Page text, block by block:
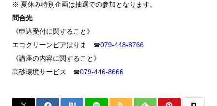
※ 夏休み特別企画は抽選での参加となります。
問合先
《申込受付に関すること》
エコクリーンピアはりま ☎079-448-8766
《講座の内容に関すること》
高砂環境サービス ☎079-446-8666